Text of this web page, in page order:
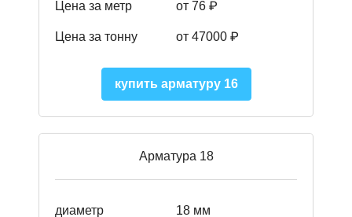
Цена за метр от 76 ₽
Цена за тонну от 47000 ₽
купить арматуру 16
Арматура 18
диаметр 18 мм